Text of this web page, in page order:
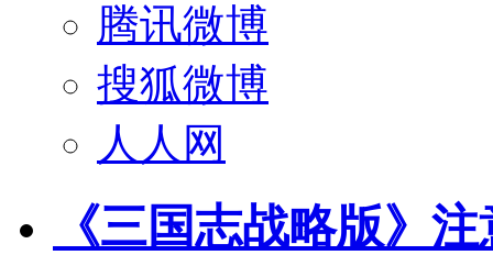
腾讯微博
搜狐微博
人人网
《三国志战略版》